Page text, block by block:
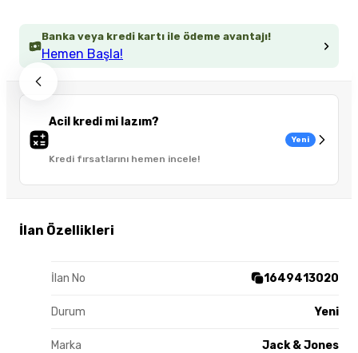
Banka veya kredi kartı ile ödeme avantajı!
Hemen Başla!
Acil kredi mi lazım?
Kredi fırsatlarını hemen incele!
Yeni
İlan Özellikleri
İlan No 1649413020
Durum Yeni
Marka Jack & Jones